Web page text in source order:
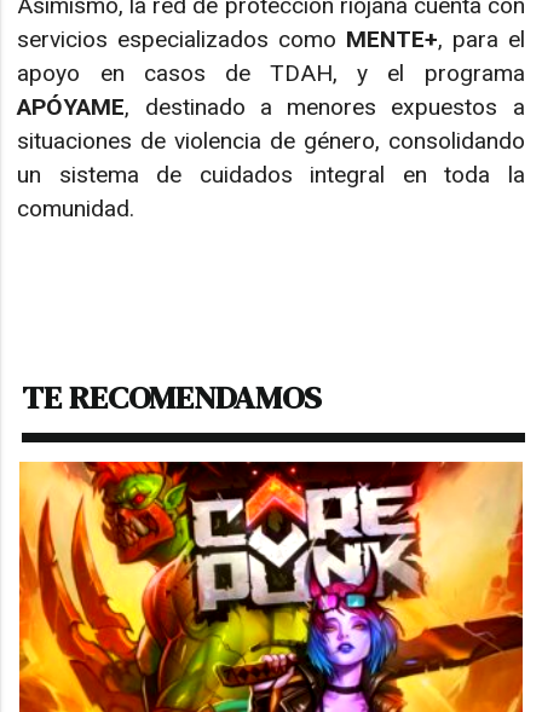
servicios especializados como MENTE+, para el
apoyo en casos de TDAH, y el programa
APÓYAME, destinado a menores expuestos a
situaciones de violencia de género, consolidando
un sistema de cuidados integral en toda la
comunidad.
TE RECOMENDAMOS